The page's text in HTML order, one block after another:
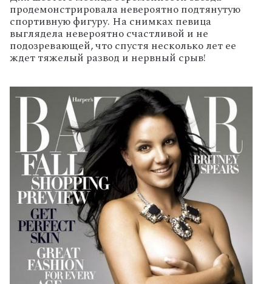
продемонстрировала невероятно подтянутую
спортивную фигуру. На снимках певица
выглядела невероятно счастливой и не
подозревающей, что спустя несколько лет ее
ждет тяжелый развод и нервный срыв!